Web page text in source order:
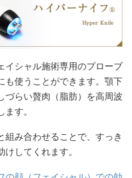
イシャル施術専用のプローブ
も使うことができます。顎下
づらい贅肉（脂肪）を高周波
す。
組み合わせることで、すっき
けしてくれます。